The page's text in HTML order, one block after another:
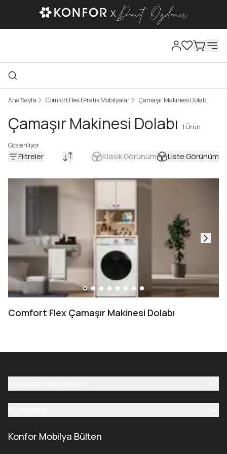
Ana Sayfa Comfort Flex I Pratik Mobilyalar Çamaşır Makinesi Dolabı
Çamaşır Makinesi Dolabı 1 Ürün
Gösteriliyor
Filtreler Klasik Görünüm Liste Görünüm
Comfort Flex Çamaşır Makinesi Dolabı
Konfor Mobilya Bülten